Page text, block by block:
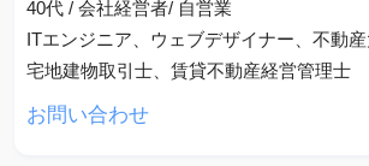
40代 / 会社経営者/ 自営業
ITエンジニア、ウェブデザイナー、不動産
宅地建物取引士、賃貸不動産経営管理士
お問い合わせ